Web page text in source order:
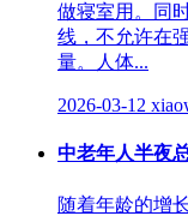
做寝室用。同
线，不允许在
量。人体...
2026-03-12
中老年人半夜
随着年龄的增